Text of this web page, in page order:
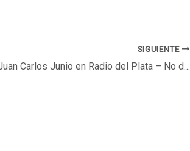
SIGUIENTE
Juan Carlos Junio en Radio del Plata – No digas tal vez, con Pablo Caruso y Natalia Stoppani